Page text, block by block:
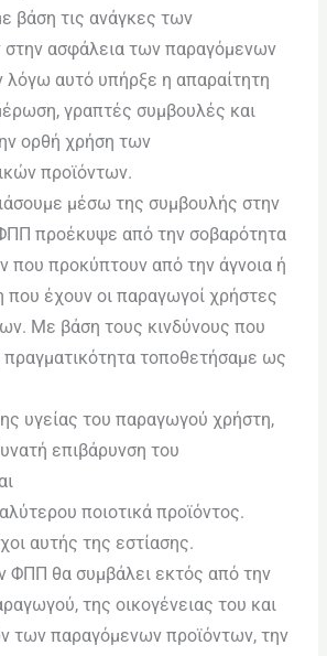
βάση τις ανάγκες των
ασφάλεια των παραγόμενων
λόγω αυτό υπήρξε η απαραίτητη
γραπτές συμβουλές και
ορθή χρήση των
προϊόντων.
μέσω της συμβουλής στην
προέκυψε από την σοβαρότητα
που προκύπτουν από την άγνοια ή
που έχουν οι παραγωγοί χρήστες
Με βάση τους κινδύνους που
πραγματικότητα τοποθετήσαμε ως
υγείας του παραγωγού χρήστη,
επιβάρυνση του
ποιοτικά προϊόντος.
αυτής της εστίασης.
ΦΠΠ θα συμβάλει εκτός από την
της οικογένειας του και
των παραγόμενων προϊόντων, την